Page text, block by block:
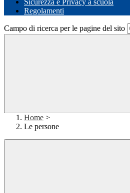
Sicurezza e Privacy a scuola
Regolamenti
Campo di ricerca per le pagine del sito
Home >
Le persone